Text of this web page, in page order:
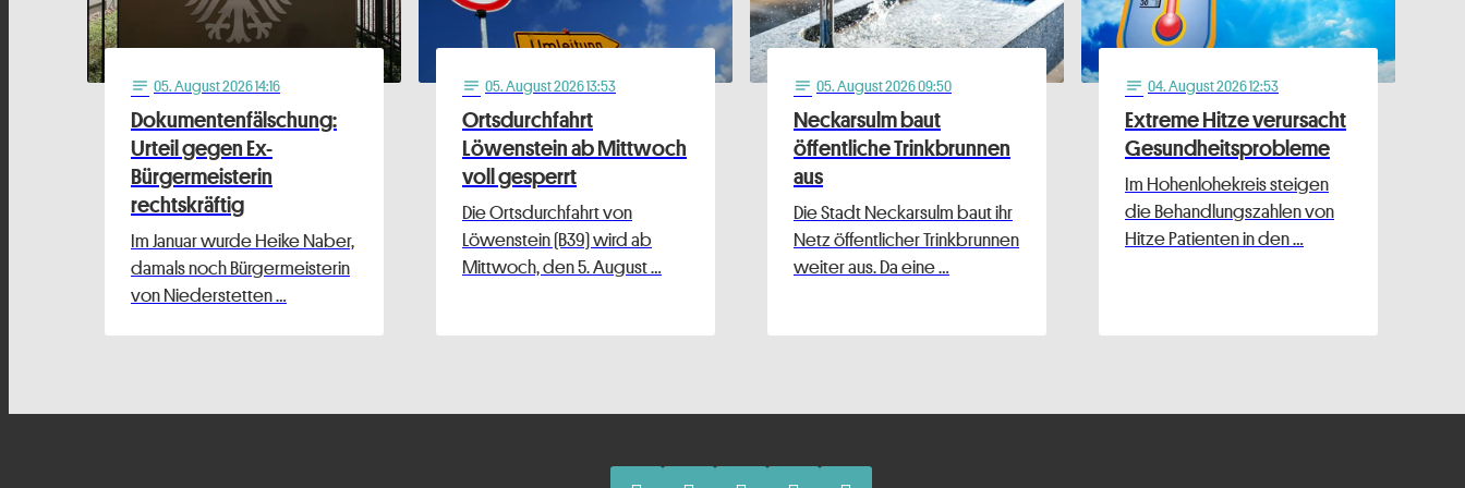
notes 05. August 2026 14:16
Dokumentenfälschung:
Urteil gegen Ex-
Bürgermeisterin
rechtskräftig
Im Januar wurde Heike Naber,
damals noch Bürgermeisterin
von Niederstetten …
notes 05. August 2026 13:53
Ortsdurchfahrt
Löwenstein ab Mittwoch
voll gesperrt
Die Ortsdurchfahrt von
Löwenstein (B39) wird ab
Mittwoch, den 5. August …
notes 05. August 2026 09:50
Neckarsulm baut
öffentliche Trinkbrunnen
aus
Die Stadt Neckarsulm baut ihr
Netz öffentlicher Trinkbrunnen
weiter aus. Da eine …
notes 04. August 2026 12:53
Extreme Hitze verursacht
Gesundheitsprobleme
Im Hohenlohekreis steigen
die Behandlungszahlen von
Hitze Patienten in den …